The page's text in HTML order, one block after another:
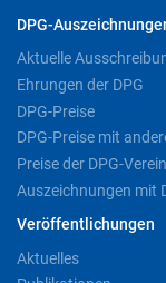
DPG-
Aktuelle
Ehrungen der DPG
DPG-Preise
DPG-Preise mit
Preise der DPG-
Auszeichnungen mit
Veröffentlichungen
Aktuelles